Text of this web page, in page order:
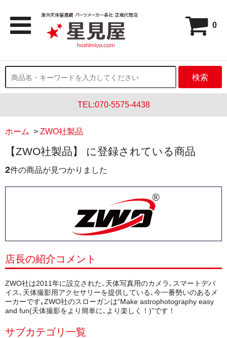
0
検索
TEL:070-5575-4438
ホーム > ZWO社製品
【ZWO社製品】 に登録されている商品
2件の商品が見つかりました
店長の紹介コメント
ZWO社は2011年に設立された､天体写真用のカメラ､スマートデバ
イス､天体撮影用アクセサリーを提供している､今一番勢いのあるメ
ーカーです｡ZWO社のスローガンは“Make astrophotography easy
and fun(天体撮影をより簡単に､より楽しく！)”です！
サブカテゴリ一覧